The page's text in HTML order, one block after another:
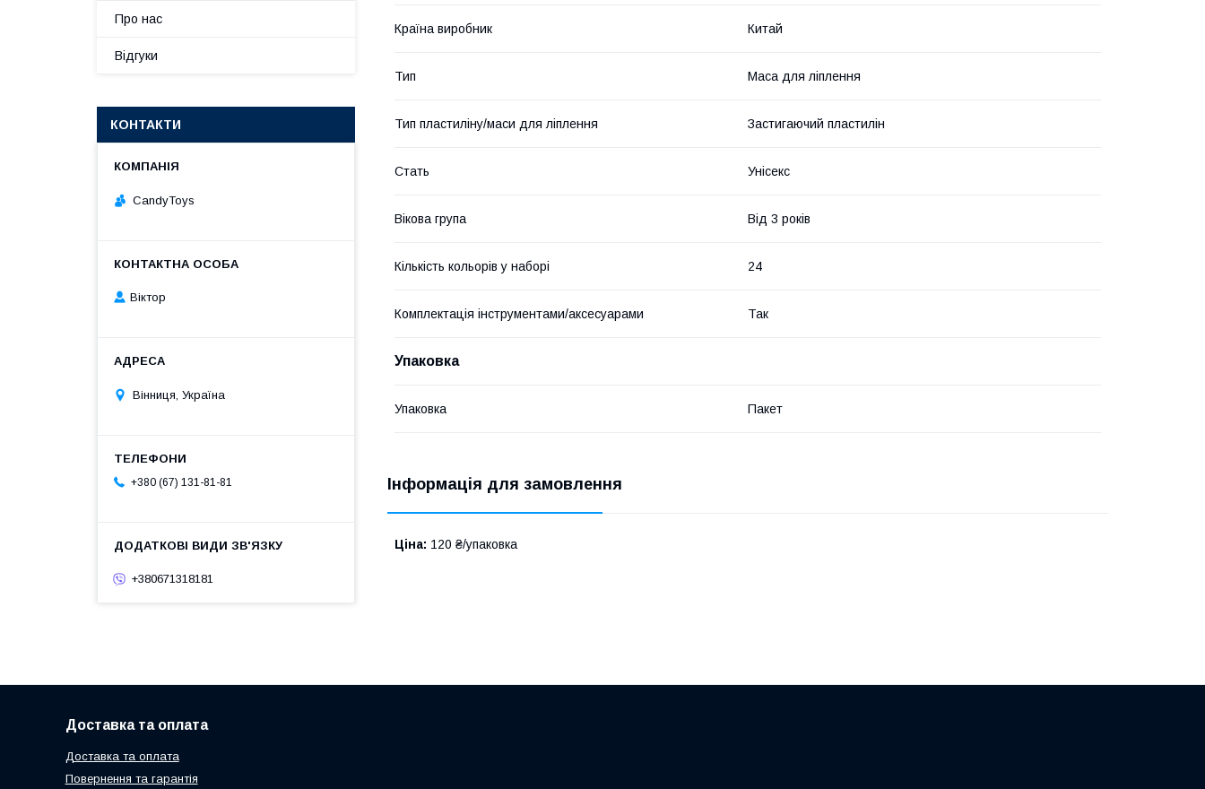
Країна виробник Китай
Тип Маса для ліплення
Тип пластиліну/маси для ліплення Застигаючий пластилін
Стать Унісекс
Вікова група Від 3 років
Кількість кольорів у наборі 24
Комплектація інструментами/аксесуарами Так
Упаковка
Упаковка Пакет
Інформація для замовлення
Ціна: 120 ₴/упаковка
Про нас
Відгуки
КОНТАКТИ
CandyToys
Віктор
Вінниця, Україна
+380 (67) 131-81-81
+380671318181
Доставка та оплата
Доставка та оплата
Повернення та гарантія